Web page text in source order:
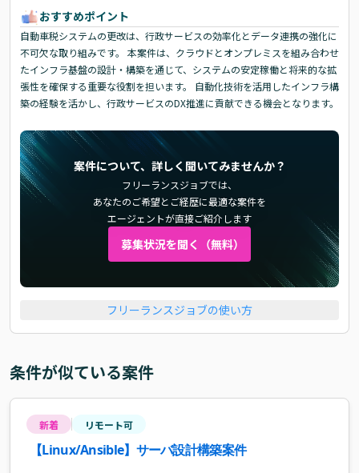
おすすめポイント
自動車税システムの更改は、行政サービスの効率化とデータ連携の強化に
不可欠な取り組みです。 本案件は、クラウドとオンプレミスを組み合わせ
たインフラ基盤の設計・構築を通じて、システムの安定稼働と将来的な拡
張性を確保する重要な役割を担います。 自動化技術を活用したインフラ構
築の経験を活かし、行政サービスのDX推進に貢献できる機会となります。
案件について、詳しく聞いてみませんか？
フリーランスジョブでは、
あなたのご希望とご経歴に最適な案件を
エージェントが直接ご紹介します
募集状況を聞く（無料）
フリーランスジョブの使い方
条件が似ている案件
新着 リモート可
【Linux/Ansible】サーバ設計構築案件